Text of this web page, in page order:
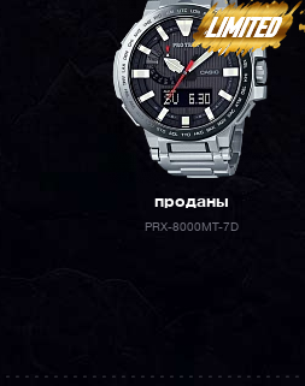
проданы
PRX-8000MT-7D